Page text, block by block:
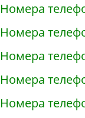
Номера
Номера
Номера
Номера
Номера